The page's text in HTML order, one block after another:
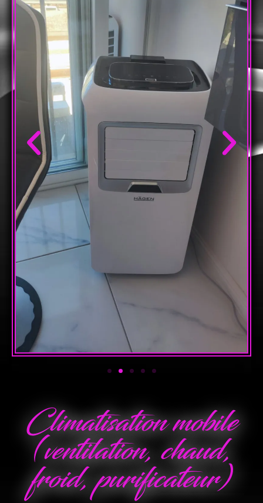
Climatisation mobile
(ventilation, chaud,
froid, purificateur)